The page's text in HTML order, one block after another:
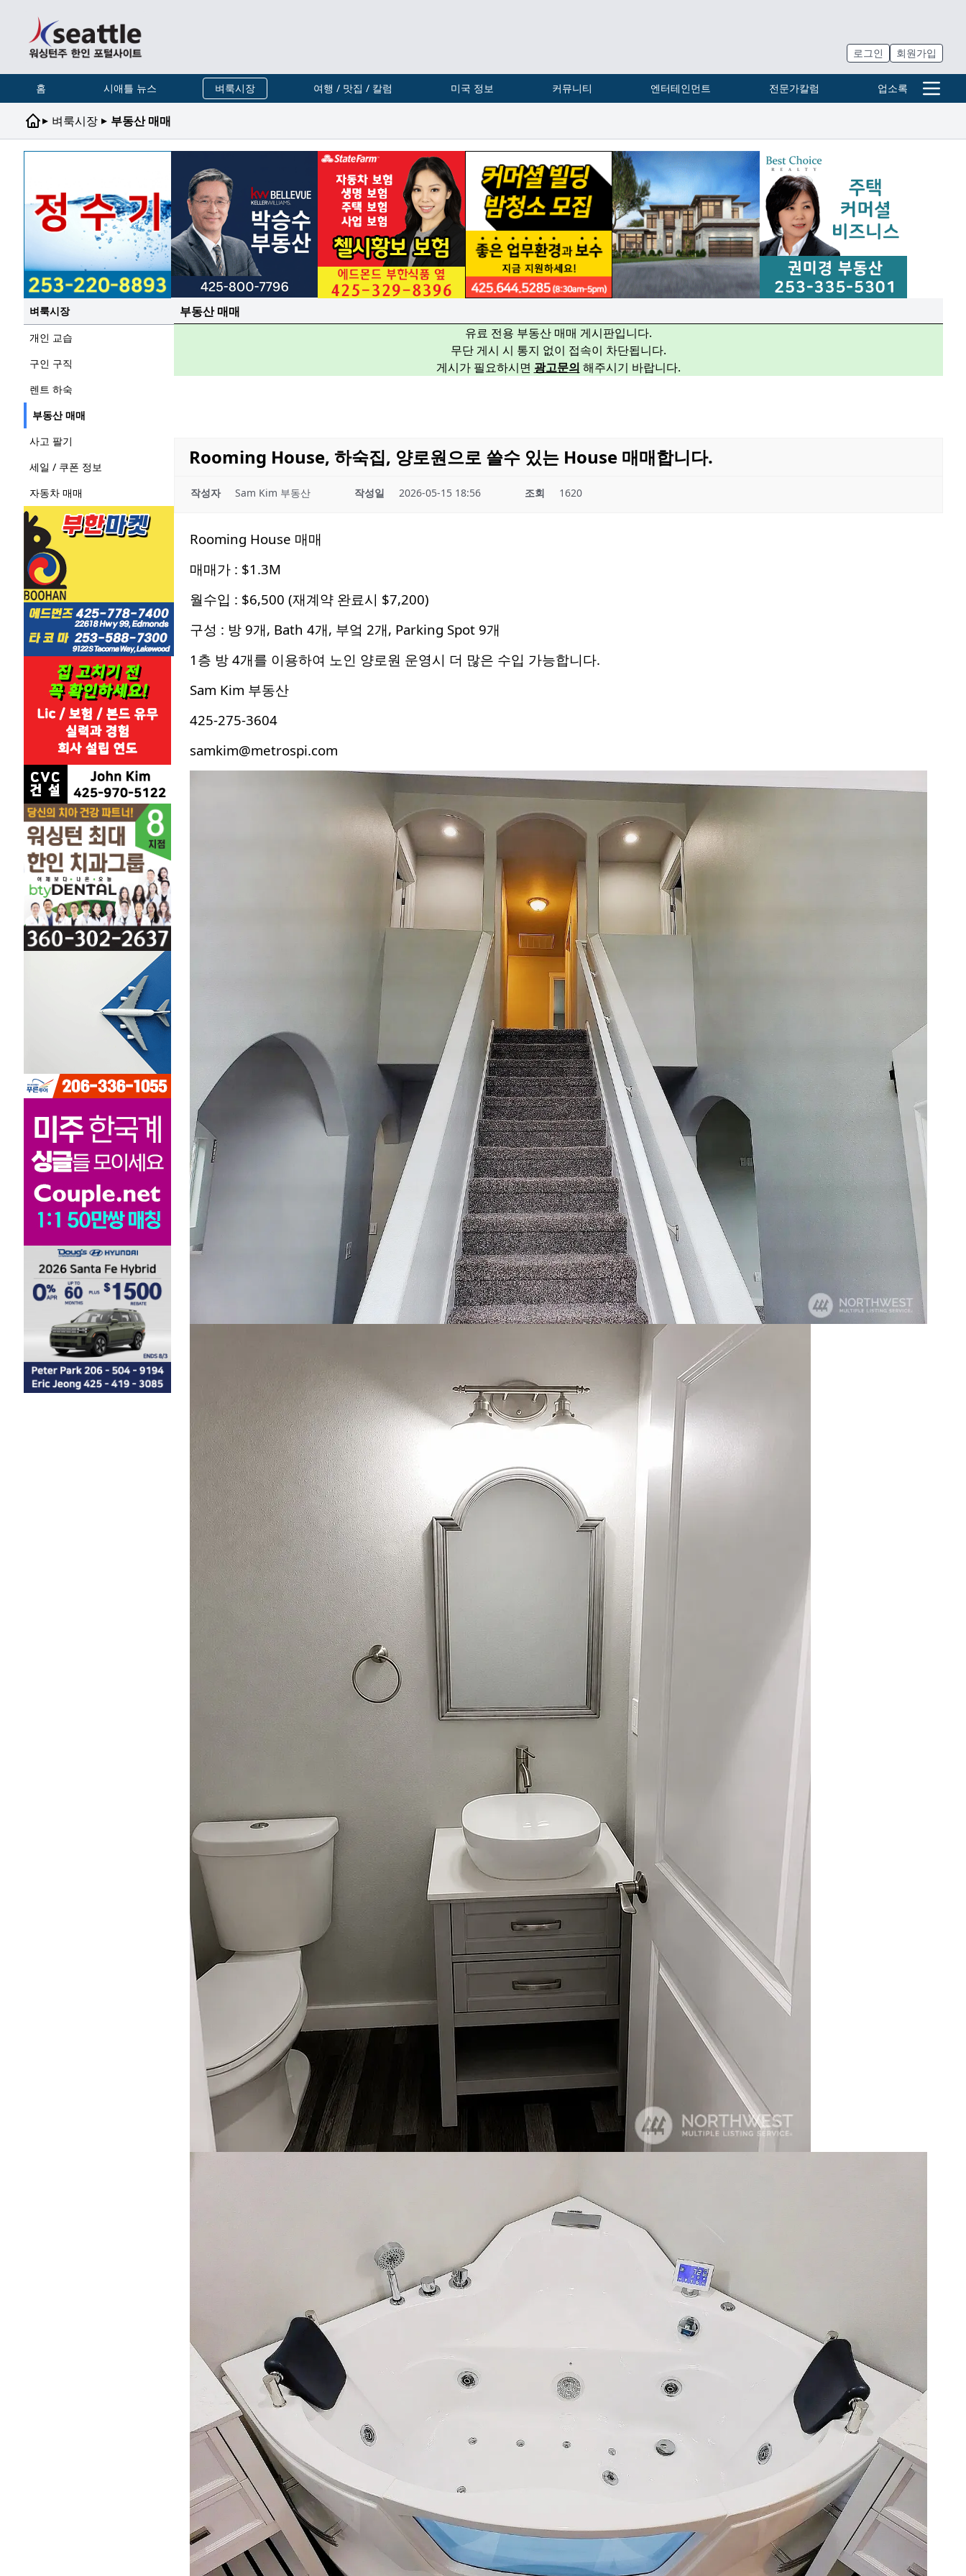
로그인 회원가입
홈 시애틀 뉴스 벼룩시장 여행 / 맛집 / 칼럼 미국 정보 커뮤니티 엔터테인먼트 전문가칼럼 업소록
▸ 벼룩시장 ▸ 부동산 매매
벼룩시장
개인 교습
구인 구직
렌트 하숙
부동산 매매
사고 팔기
세일 / 쿠폰 정보
자동차 매매
부동산 매매
유료 전용 부동산 매매 게시판입니다.
무단 게시 시 통지 없이 접속이 차단됩니다.
게시가 필요하시면 광고문의 해주시기 바랍니다.
Rooming House, 하숙집, 양로원으로 쓸수 있는 House 매매합니다.
작성자 Sam Kim 부동산 작성일 2026-05-15 18:56 조회 1620
Rooming House 매매
매매가 : $1.3M
월수입 : $6,500 (재계약 완료시 $7,200)
구성 : 방 9개, Bath 4개, 부엌 2개, Parking Spot 9개
1층 방 4개를 이용하여 노인 양로원 운영시 더 많은 수입 가능합니다.
Sam Kim 부동산
425-275-3604
samkim@metrospi.com